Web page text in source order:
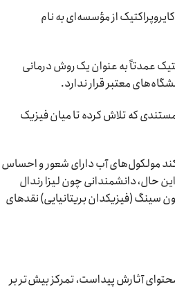
کایروپراکتیک از مؤسسه‌ای به نام
عمدتاً به عنوان یک روش درمانی
معتبر قرار ندارد.
که تلاش کرده تا میان فیزیک
مولکول‌های آب دارای شعور و احساس
دانشمندانی چون لیزا رندال
سینگ (فیزیکدان بریتانیایی) نقدهای
آثارش پیداست، تمرکز بیش‌تر بر